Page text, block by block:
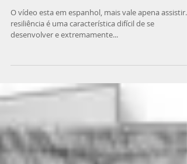
O vídeo esta em espanhol, mais vale apena assistir.
resiliência é uma característica difícil de se
desenvolver e extremamente...